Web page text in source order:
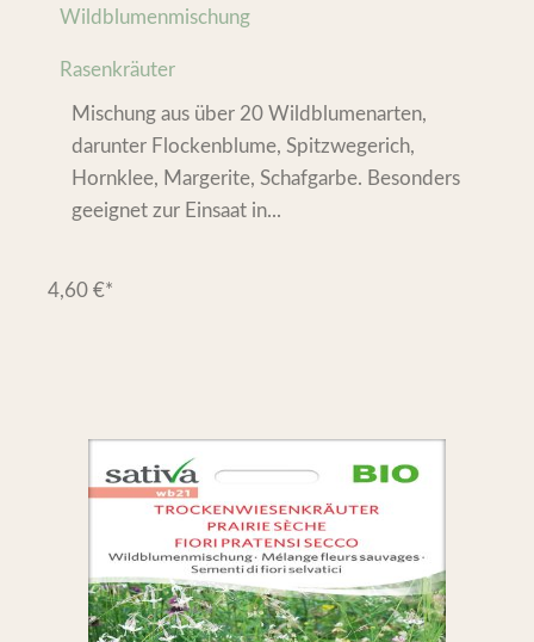
Wildblumenmischung
Rasenkräuter
Mischung aus über 20 Wildblumenarten,
darunter Flockenblume, Spitzwegerich,
Hornklee, Margerite, Schafgarbe. Besonders
geeignet zur Einsaat in...
4,60 €*